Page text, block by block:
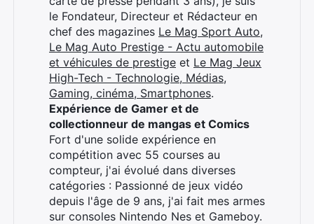
le Fondateur, Directeur et Rédacteur en
chef des magazines Le Mag Sport Auto,
Le Mag Auto Prestige - Actu automobile
et véhicules de prestige et Le Mag Jeux
High-Tech - Technologie, Médias,
Gaming, cinéma, Smartphones.
Expérience de Gamer et de
collectionneur de mangas et Comics
Fort d'une solide expérience en
compétition avec 55 courses au
compteur, j'ai évolué dans diverses
catégories : Passionné de jeux vidéo
depuis l'âge de 9 ans, j'ai fait mes armes
sur consoles Nintendo Nes et Gameboy.
Rechercher